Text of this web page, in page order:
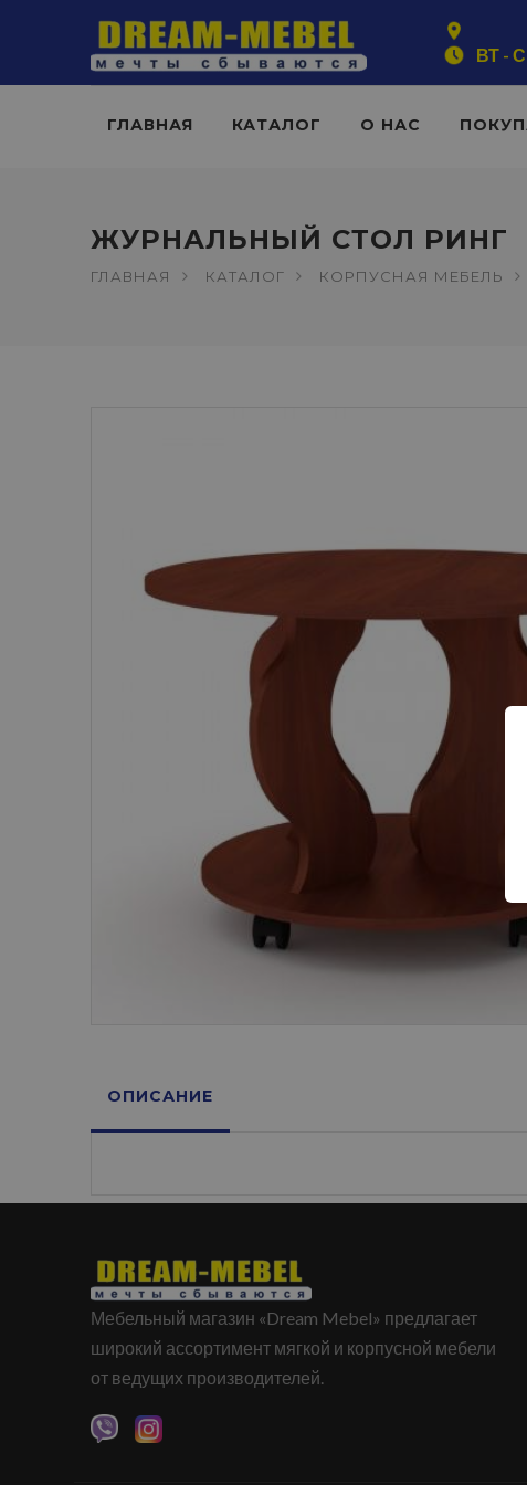
ВТ -
ГЛАВНАЯ КАТАЛОГ О НАС
ЖУРНАЛЬНЫЙ СТОЛ РИНГ
ГЛАВНАЯ КАТАЛОГ КОРПУСНАЯ МЕБЕЛЬ
ОПИСАНИЕ
Мебельный магазин «Dream Mebel» предлагает
широкий ассортимент мягкой и корпусной мебели
от ведущих производителей.